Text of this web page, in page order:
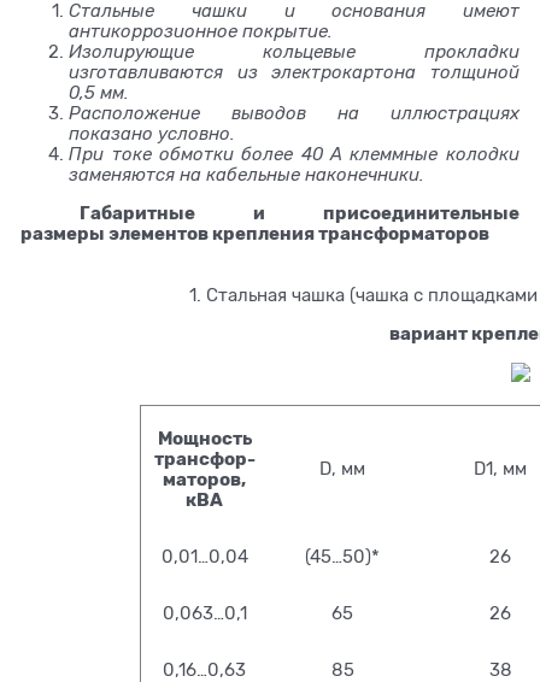
Стальные чашки и основания имеют
антикоррозионное покрытие.
Изолирующие кольцевые прокладки
изготавливаются из электрокартона толщиной
0,5 мм.
Расположение выводов на иллюстрациях
показано условно.
При токе обмотки более 40 А клеммные колодки
заменяются на кабельные наконечники.
Габаритные и присоединительные
размеры элементов крепления трансформаторов
1. Стальная чашка (чашка с
вариант
Мощность
трансфор-
маторов,
кВА
D, мм D1, мм
0,01…0,04 (45…50)* 26
0,063…0,1 65 26
0,16…0,63 85 38